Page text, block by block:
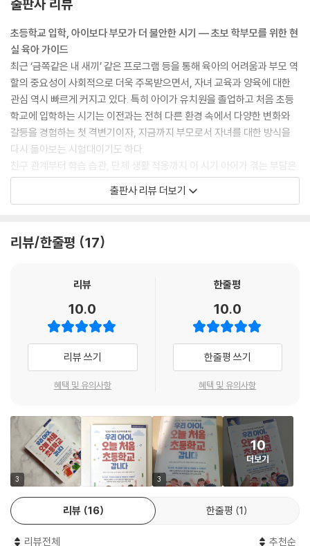
안전감이 약하면 아이는 ‘실수=관계가 흔들릴 일’로 받아들이고, 공부는
배움의 자리가 아니라 평가와 방어의 장이 됩니다. 그러면 아이는 도전을
피하고, 어려운 문제를 회피하고, 실패를 감추며, 결국 학습 자체가 위축될
수 있습니다.
---p.57
스마트폰의 숏폼 영상이나 게임은 큰 노력 없이 짧은 시간 안에 ‘즉각적 보
상’이 주어집니다. 반면, 레고를 조립하거나 책을 읽는 것은 인내심을 갖고
노력해야만 재미(보상)를 느낄 수 있는 ‘지연된 보상’입니다. 이렇게 미디
어의 빠르고 강한 자극에 익숙해져, 현실의 느리고 약한 자극에는 덜 민감
해지는 뇌의 상태를 비유해 ‘팝콘 브레인’이라고 부르기도 합니다. 그러나
이러한 상태는 환경과 사용 습관이 바뀌면 충분히 회복될 수 있습니다. 아
이의 뇌는 여전히 유연하며, 느린 자극에 다시 적응할 수 있는 힘을 가지고
---p.114
인 꾸중’이 아니라 아이의 행동을 이해하는 것’입니다. 아이는 대개 자신이
거친 행동을 하고 있다는 자각이 없고, 친구들과의 놀이 방식 그대로 가져
온 것일 뿐입니다. 따라서 “그거 나쁜 말이야!”처럼 단정하지 않고, “지금
한 말은 듣는 사람이 깜짝 놀라게 할 수 있어”, “다른 방법으로 말해 볼
까?”처럼 ‘행동의 영향’을 알려주는 방식이 더 효과적입니다.
---p.174
문제를 해결하는 것이 아니라 먼저 아이의 이야기를 듣고 아이의 감정에
공감을 해야 합니다. 아이는 부모가 마음을 읽어주는 것만으로도 위로를
받고 힘을 얻습니다. 그러나 부모가 아이의 이야기를 듣고 엄청 속상해하
거나 눈물을 흘린다면 아이는 자신이 부모님을 슬프게 했다는 죄책감을 느
끼면서 더는 자신의 일을 말하지 않게 될 수 있습니다. 부모는 아이의 이야
기를 담담하게 듣고 아이의 감정에 공감해 주어야 합니다.
---p.232
출판사 리뷰
초등학교 입학, 아이보다 부모가 더 불안한 시기 — 초보 학부모를 위한 현
실 육아 가이드
최근 ‘금쪽같은 내 새끼’ 같은 프로그램 등을 통해 육아의 어려움과 부모 역
할의 중요성이 사회적으로 더욱 주목받으면서, 자녀 교육과 양육에 대한
관심 역시 빠르게 커지고 있다. 특히 아이가 유치원을 졸업하고 처음 초등
학교에 입학하는 시기는 이전과는 전혀 다른 환경 속에서 다양한 변화와
갈등을 경험하는 첫 격변기이자, 지금까지 부모로서 자녀를 대한 방식을
다시 돌아보는 시험대이기도 하다.
친구 관계부터 학습 습관, 단체 생활 적응까지 이 시기 아이가 겪는 부담은
생각보다 크고, 이를 지켜보는 학부모들 역시 막연한 불안과 심리적 압박
을 함께 느끼게 된다. 이 책은 바로 이러한 현실 속에서 출발한다. 초등학생
는 현실적인 가이드가 되고자 한다.
초등학생 부모가 가장 궁금한 질문들 — 교육 전문가들이 직접 정리한 실
초·중·고등학생 부모를 위한 자녀 교육 시리즈 『학부모의 비밀 노트』의 첫
번째 도서인 이 책의 가장 큰 강점은 실제 교육 현장을 오랫동안 경험한 전
문가들이 집필에 참여했다는 점이다. 이 책의 저자들은 교육부에서 직접
배포한 자녀 교육 가이드북 『학부모는 처음이라』를 공동 집필한 경력을 가
진 현직 교육자들로, 서울대학교 교육학과 교수와 다양한 분야의 아동·교
단순히 이상적인 교육 이론을 소개하는 데 그치지 않고, 실제 현장 상담을
통해 학부모들이 가장 많이 궁금해하고 어려움을 느끼는 부분들을 중심으
로 내용을 구성했다. 아이의 학교 적응 문제부터 부모의 불안감 관리까지,
초등학생 부모들이 반복적으로 마주한 사례와 조언들을 체계적으로 정리
해 초보 학부모들도 쉽게 이해하고 바로 적용할 수 있도록 구성한 점이 이
책만의 차별화된 강점이다.
출판사 리뷰 더보기
리뷰/한줄평 17
리뷰
10.0
리뷰 쓰기
혜택 및 유의사항
한줄평
10.0
한줄평 쓰기
혜택 및 유의사항
3 3
10
더보기
리뷰 16 한줄평 1
리뷰전체 추천순